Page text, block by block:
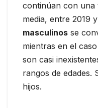
continúan con una
media, entre 2019
masculinos se
mientras en el
son casi
rangos de edades.
hijos.